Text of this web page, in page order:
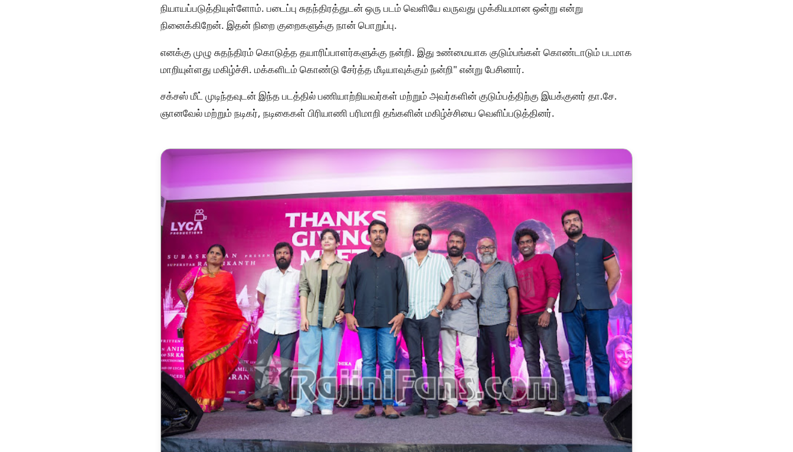
நியாயப்படுத்தியுள்ளோம். படைப்பு சுதந்திரத்துடன் ஒரு படம் வெளியே வருவது முக்கியமான ஒன்று என்று
நினைக்கிறேன். இதன் நிறை குறைகளுக்கு நான் பொறுப்பு.
எனக்கு முழு சுதந்திரம் கொடுத்த தயாரிப்பாளர்களுக்கு நன்றி. இது உண்மையாக குடும்பங்கள் கொண்டாடும் படமாக
மாறியுள்ளது மகிழ்ச்சி. மக்களிடம் கொண்டு சேர்த்த மீடியாவுக்கும் நன்றி" என்று பேசினார்.
சக்சஸ் மீட் முடிந்தவுடன் இந்த படத்தில் பணியாற்றியவர்கள் மற்றும் அவர்களின் குடும்பத்திற்கு இயக்குனர் தா.சே.
ஞானவேல் மற்றும் நடிகர், நடிகைகள் பிரியாணி பரிமாறி தங்களின் மகிழ்ச்சியை வெளிப்படுத்தினர்.